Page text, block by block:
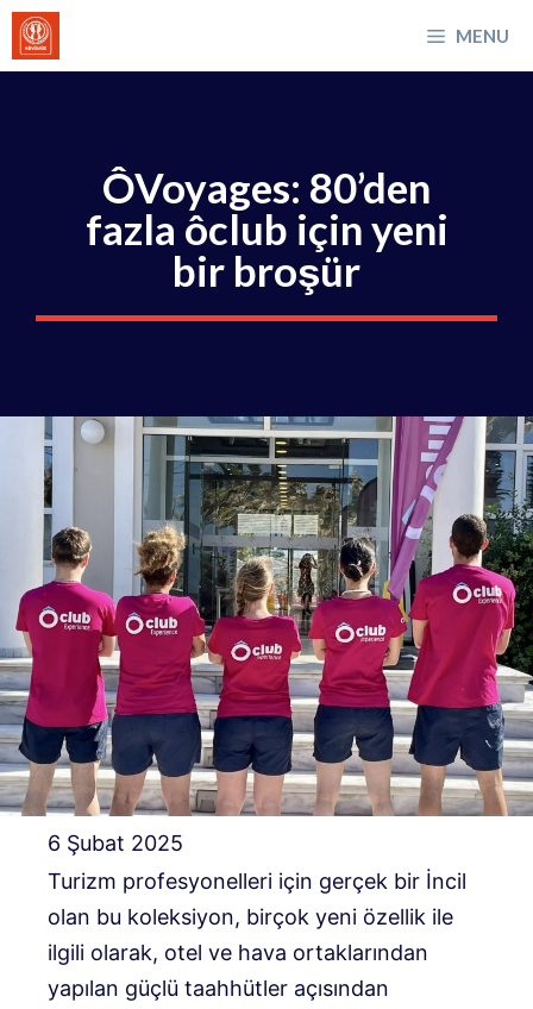
İçeriğe
atla
MENU
ÔVoyages: 80’den
fazla ôclub için yeni
bir broşür
6 Şubat 2025
Turizm profesyonelleri için gerçek bir İncil
olan bu koleksiyon, birçok yeni özellik ile
ilgili olarak, otel ve hava ortaklarından
yapılan güçlü taahhütler açısından